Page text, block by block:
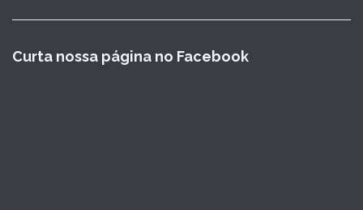
Curta nossa página no Facebook